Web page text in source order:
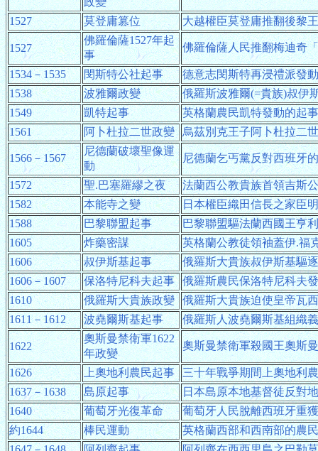
1527 莫登庸篡位 大越權臣莫登庸推翻後黎
1527
佛羅倫薩1527年起
事
佛羅倫薩人民推翻梅迪奇
1534－1535 閔斯特公社起事
德意志閔斯特再浸禮派發
1538
波雅爾政變
俄羅斯波雅爾(=貴族)叔伊
1549
凱特起事
英格蘭農民凱特發動的起事
1561
阿卜杜拉二世政變 烏茲別克王子阿卜杜拉二
1566－1567
尼德蘭破壞聖像運
動
尼德蘭乞丐黨反對西班牙
1572 聖.巴塞羅繆之夜
法蘭西公教貴族首領吉斯
1582
本能寺之變
日本權臣織田信長之家臣
1588
巴黎聯盟起事
巴黎聯盟驅法蘭西國王亨
1605
炸藥密謀
英格蘭公教徒領袖蓋伊.福
1606
叔伊斯基起事
俄羅斯大貴族叔伊斯基驅
1606－1607
保洛特尼科夫起事
俄羅斯農民保洛特尼科夫
1610
俄羅斯大貴族政變
俄羅斯大貴族迫使皇帝瓦
1611－1612
波堯爾斯基起事 俄羅斯人波堯爾斯基組織
1622
奧斯曼禁衛軍1622
年政變
奧斯曼禁衛軍殺國王奧斯
1626 上奧地利農民起事
三十年戰爭期間上奧地利
1637－1638
島原起事
日本島原本地基督徒反對
1640
葡萄牙光復革命
葡萄牙人民脫離西班牙重
約1644
棒民運動
英格蘭西部和西南部的農